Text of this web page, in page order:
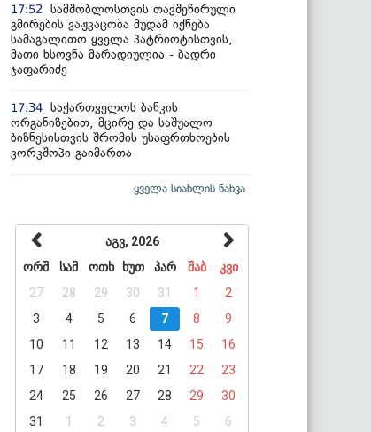
17:52
სამშობლოსთვის თავშეწირული
გმირების ვაჟკაცობა მუდამ იქნება
სამაგალითო ყველა პატრიოტისთვის,
მათი ხსოვნა მარადიულია - ბადრი
ჯაფარიძე
17:34 საქართველოს ბანკის
ორგანიზებით, მცირე და საშუალო
ბიზნესისთვის შრომის უსაფრთხოების
ვორკშოპი გაიმართა
ყველა სიახლის ნახვა
აგვ, 2026
ორშ
სამ ოთხ ხუთ პარ შაბ
კვი
27
28 29 30 31 1
2
3
4 5 6 7 8
9
10
11 12 13 14 15
16
17
18 19 20 21 22
23
24
25 26 27 28 29
30
31
1 2 3 4 5 6